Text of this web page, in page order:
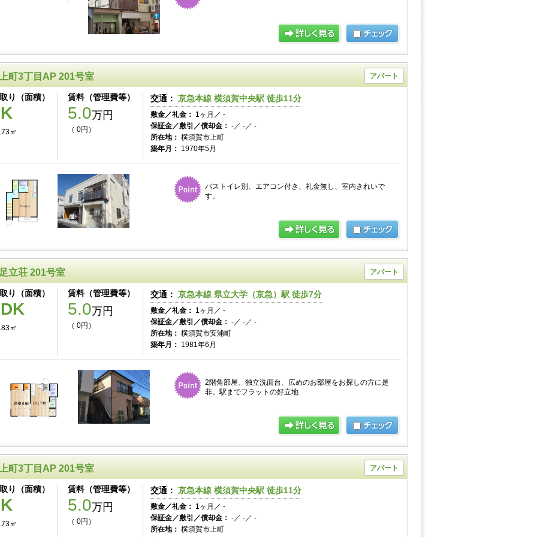
町3丁目AP 201号室 アパート
り（面積）
㎡
賃料（管理費等）
5.0万円
（ 0円）
交通： 京急本線 横須賀中央駅 徒歩11分
敷金／礼金： 1ヶ月／ -
保証金／敷引／償却金： -／ -／ -
所在地： 横須賀市上町
築年月： 1970年5月
バストイレ別、エアコン付き、礼金無し、室内きれいで
す。
立荘 201号室 アパート
り（面積）
㎡
賃料（管理費等）
5.0万円
（ 0円）
交通： 京急本線 県立大学（京急）駅 徒歩7分
敷金／礼金： 1ヶ月／ -
保証金／敷引／償却金： -／ -／ -
所在地： 横須賀市安浦町
築年月： 1981年6月
2階角部屋、独立洗面台、広めのお部屋をお探しの方に是
非。駅までフラットの好立地
町3丁目AP 201号室 アパート
り（面積）
㎡
賃料（管理費等）
5.0万円
（ 0円）
交通： 京急本線 横須賀中央駅 徒歩11分
敷金／礼金： 1ヶ月／ -
保証金／敷引／償却金： -／ -／ -
所在地： 横須賀市上町